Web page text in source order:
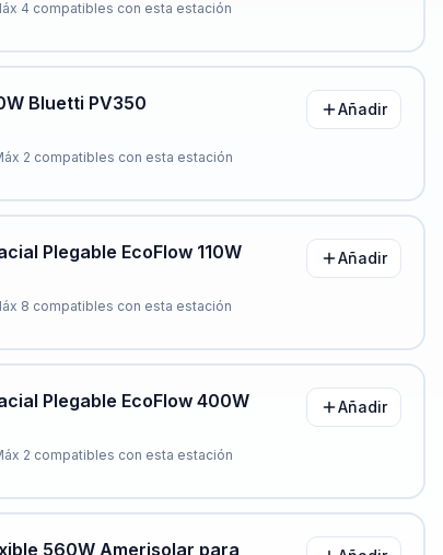
4 compatibles con esta estación
Bluetti PV350
2 compatibles con esta estación
Añadir
Plegable EcoFlow 110W
8 compatibles con esta estación
Añadir
Plegable EcoFlow 400W
2 compatibles con esta estación
Añadir
560W Amerisolar para